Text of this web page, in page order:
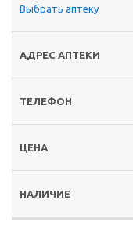
Выбрать аптеку